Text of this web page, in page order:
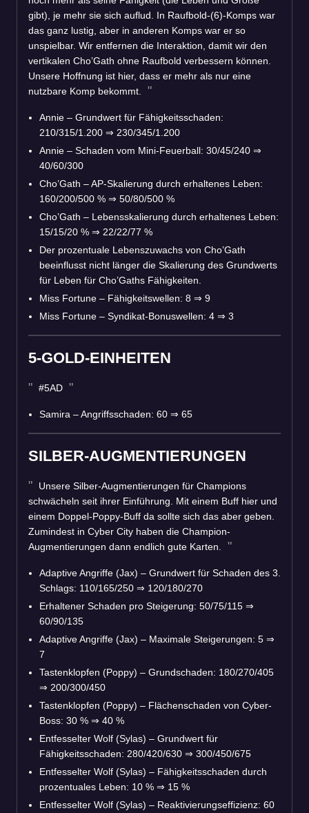
gibt), je mehr sie sich auflud. In Raufbold-(6)-Komps war
das ganz lustig, aber in anderen Komps war er so
unspielbar. Wir entfernen die Interaktion, damit wir den
vertikalen Cho’Gath ohne Raufbold verbessern können.
Unsere Hoffnung ist hier, dass er mehr als nur eine
nutzbare Komp bekommt.
Annie – Grundwert für Fähigkeitsschaden:
210/315/1.200 ⇒ 230/345/1.200
Annie – Schaden vom Mini-Feuerball: 30/45/240 ⇒
40/60/300
Cho’Gath – AP-Skalierung durch erhaltenes Leben:
160/200/500 % ⇒ 50/80/500 %
Cho’Gath – Lebensskalierung durch erhaltenes Leben:
15/15/20 % ⇒ 22/22/77 %
Der prozentuale Lebenszuwachs von Cho’Gath
beeinflusst nicht länger die Skalierung des Grundwerts
für Leben für Cho’Gaths Fähigkeiten.
Miss Fortune – Fähigkeitswellen: 8 ⇒ 9
Miss Fortune – Syndikat-Bonuswellen: 4 ⇒ 3
5-GOLD-EINHEITEN
#5AD
Samira – Angriffsschaden: 60 ⇒ 65
SILBER-AUGMENTIERUNGEN
Unsere Silber-Augmentierungen für Champions
schwächeln seit ihrer Einführung. Mit einem Buff hier und
einem Doppel-Poppy-Buff da sollte sich das aber geben.
Zumindest in Cyber City haben die Champion-
Augmentierungen dann endlich gute Karten.
Adaptive Angriffe (Jax) – Grundwert für Schaden des 3.
Schlags: 110/165/250 ⇒ 120/180/270
Erhaltener Schaden pro Steigerung: 50/75/115 ⇒
60/90/135
Adaptive Angriffe (Jax) – Maximale Steigerungen: 5 ⇒
7
Tastenklopfen (Poppy) – Grundschaden: 180/270/405
⇒ 200/300/450
Tastenklopfen (Poppy) – Flächenschaden von Cyber-
Boss: 30 % ⇒ 40 %
Entfesselter Wolf (Sylas) – Grundwert für
Fähigkeitsschaden: 280/420/630 ⇒ 300/450/675
Entfesselter Wolf (Sylas) – Fähigkeitsschaden durch
prozentuales Leben: 10 % ⇒ 15 %
Entfesselter Wolf (Sylas) – Reaktivierungseffizienz: 60